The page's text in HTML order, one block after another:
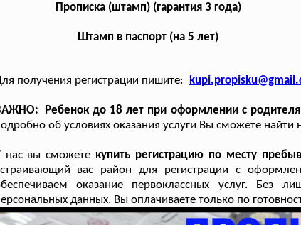
Прописка (штамп) (гарантия 3 года)
Штамп в паспорт (на 5 лет)
получения регистрации пишите:
Ребенок до 18 лет при оформлении с
об условиях оказания услуги Вы сможете найти
нас вы сможете купить регистрацию по месту
вас район для регистрации с
оказание первоклассных услуг. Без
данных. Вы оплачиваете только по